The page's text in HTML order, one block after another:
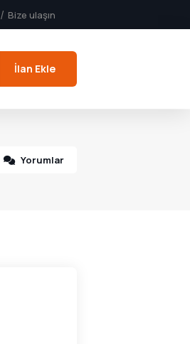
Bize ulaşın
İlan Ekle
Yorumlar